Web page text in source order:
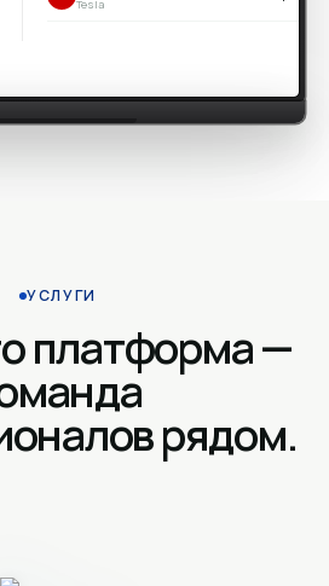
Tesla
УСЛУГИ
платформа —
рядом.